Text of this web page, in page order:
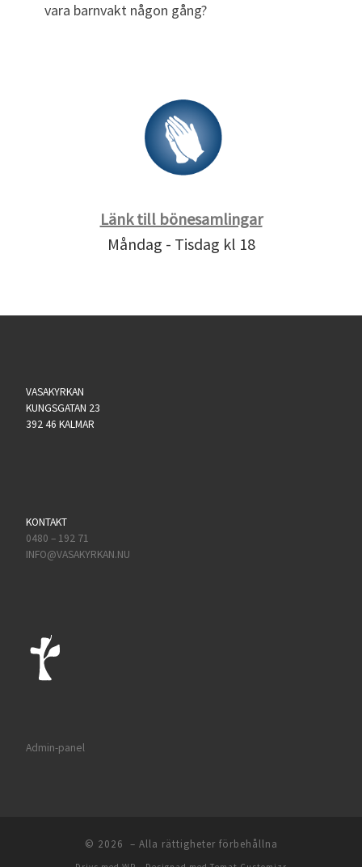
vara barnvakt någon gång?
Länk till bönesamlingar
Måndag - Tisdag kl 18
VASAKYRKAN
KUNGSGATAN 23
392 46 KALMAR
KONTAKT
0480 – 192 71
INFO@VASAKYRKAN.NU
Admin-panel
© 2026 – Alla rättigheter förbehållna